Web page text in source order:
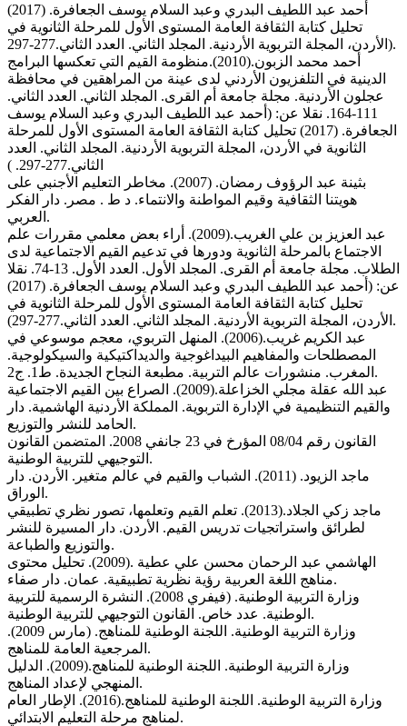
أحمد عبد اللطيف البدري وعبد السلام يوسف الجعافرة. (2017)
تحليل كتابة الثقافة العامة المستوى الأول للمرحلة الثانوية في
الأردن، المجلة التربوية الأردنية. المجلد الثاني. العدد الثاني.277-297).
أحمد محمد الزبون.(2010).منظومة القيم التي تعكسها البرامج
الدينية في التلفزيون الأردني لدى عينة من المراهقين في محافظة
عجلون الأردنية. مجلة جامعة أم القرى. المجلد الثاني. العدد الثاني.
111-164. نقلا عن: (أحمد عبد اللطيف البدري وعبد السلام يوسف
الجعافرة. (2017) تحليل كتابة الثقافة العامة المستوى الأول للمرحلة
الثانوية في الأردن، المجلة التربوية الأردنية. المجلد الثاني. العدد
الثاني.277-297. )
بثينة عبد الرؤوف رمضان. (2007). مخاطر التعليم الأجنبي على
هويتنا الثقافية وقيم المواطنة والانتماء. د ط . مصر. دار الفكر
العربي.
عبد العزيز بن علي الغريب.(2009). أراء بعض معلمي مقررات علم
الاجتماع بالمرحلة الثانوية ودورها في تدعيم القيم الاجتماعية لدى
الطلاب. مجلة جامعة أم القرى. المجلد الأول. العدد الأول. 13-74. نقلا
عن: (أحمد عبد اللطيف البدري وعبد السلام يوسف الجعافرة. (2017)
تحليل كتابة الثقافة العامة المستوى الأول للمرحلة الثانوية في
الأردن، المجلة التربوية الأردنية. المجلد الثاني. العدد الثاني.277-297).
عبد الكريم غريب.(2006). المنهل التربوي، معجم موسوعي في
المصطلحات والمفاهيم البيداغوجية والديداكتيكية والسيكولوجية.
المغرب. منشورات عالم التربية. مطبعة النجاح الجديدة. ط1. ج2.
عبد الله عقلة مجلي الخزاعلة.(2009). الصراع بين القيم الاجتماعية
والقيم التنظيمية في الإدارة التربوية. المملكة الأردنية الهاشمية. دار
الحامد للنشر والتوزيع.
القانون رقم 08/04 المؤرخ في 23 جانفي 2008. المتضمن القانون
التوجيهي للتربية الوطنية.
ماجد الزيود. (2011). الشباب والقيم في عالم متغير. الأردن. دار
الوراق.
ماجد زكي الجلاد.(2013). تعلم القيم وتعلمها، تصور نظري تطبيقي
لطرائق واستراتجيات تدريس القيم. الأردن. دار المسيرة للنشر
والتوزيع والطباعة.
الهاشمي عبد الرحمان محسن علي عطية .(2009). تحليل محتوى
مناهج اللغة العربية رؤية نظرية تطبيقية. عمان. دار صفاء.
وزارة التربية الوطنية. (فيفري 2008). النشرة الرسمية للتربية
الوطنية. عدد خاص. القانون التوجيهي للتربية الوطنية.
وزارة التربية الوطنية. اللجنة الوطنية للمناهج. (مارس 2009).
المرجعية العامة للمناهج.
وزارة التربية الوطنية. اللجنة الوطنية للمناهج.(2009). الدليل
المنهجي لإعداد المناهج.
وزارة التربية الوطنية. اللجنة الوطنية للمناهج.(2016). الإطار العام
لمناهج مرحلة التعليم الابتدائي.